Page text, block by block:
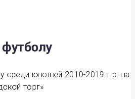
среди юношей 2010-2019 г.р. на
торг»